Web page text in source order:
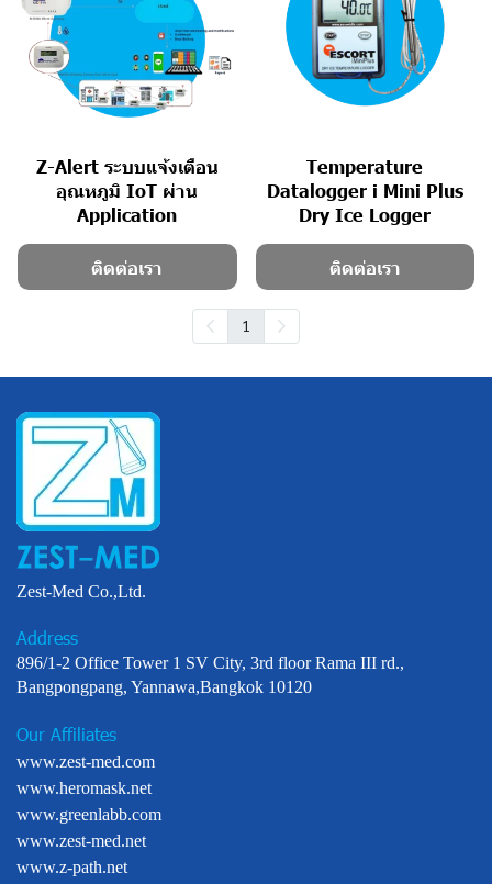
Z-Alert ระบบแจ้งเตือน
อุณหภูมิ IoT ผ่าน
Application
ติดต่อเรา
Temperature
Datalogger i Mini Plus
Dry Ice Logger
ติดต่อเรา
1
Zest-Med Co.,Ltd.
Address
896/1-2 Office Tower 1 SV City, 3rd floor Rama III rd.,
Bangpongpang, Yannawa,Bangkok 10120
Our Affiliates
www.zest-med.com
www.heromask.net
www.greenlabb.com
www.zest-med.net
www.z-path.net